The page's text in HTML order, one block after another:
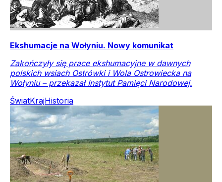
Ekshumacje na Wołyniu. Nowy komunikat
Zakończyły się prace ekshumacyjne w dawnych
polskich wsiach Ostrówki i Wola Ostrowiecka na
Wołyniu – przekazał Instytut Pamięci Narodowej.
ŚwiatKrajHistoria